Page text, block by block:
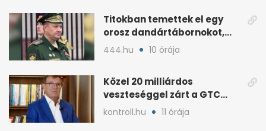
Titokban temettek el egy
orosz dandártábornokot,
Csajko barátját
444.hu 10 órája
Közel 20 milliárdos
veszteséggel zárt a GTC
Origine a 2025-ös évben
kontroll.hu 11 órája